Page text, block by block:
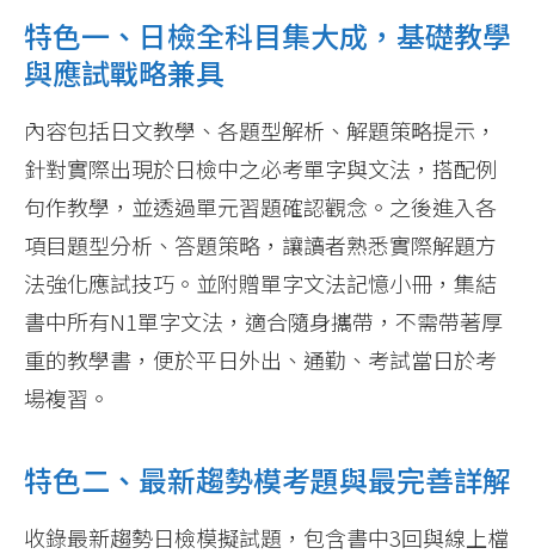
特色一、日檢全科目集大成，基礎教學
與應試戰略兼具
內容包括日文教學、各題型解析、解題策略提示，
針對實際出現於日檢中之必考單字與文法，搭配例
句作教學，並透過單元習題確認觀念。之後進入各
項目題型分析、答題策略，讓讀者熟悉實際解題方
法強化應試技巧。並附贈單字文法記憶小冊，集結
書中所有N1單字文法，適合隨身攜帶，不需帶著厚
重的教學書，便於平日外出、通勤、考試當日於考
場複習。
特色二、最新趨勢模考題與最完善詳解
收錄最新趨勢日檢模擬試題，包含書中3回與線上檔